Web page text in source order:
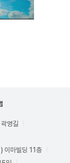
영길
이마빌딩 11층